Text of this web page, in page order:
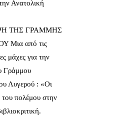
Ανατολική
ΤΗΣ ΓΡΑΜΜΗΣ
Μια από τις
μάχες για την
Γράμμου
Λυγερού : «Οι
του πολέμου στην